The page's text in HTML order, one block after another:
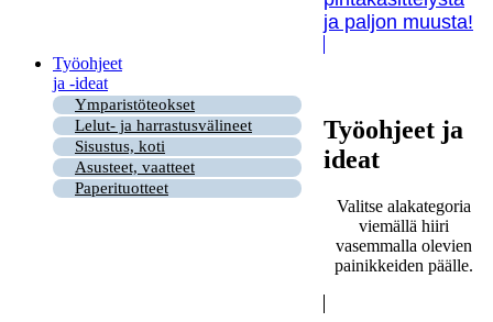
ja paljon muusta!
Työohjeet
ja -ideat
Ymparistöteokset
Lelut- ja harrastusvälineet
Sisustus, koti
Asusteet, vaatteet
Paperituotteet
Työohjeet ja
ideat
Valitse alakategoria
viemällä hiiri
vasemmalla olevien
painikkeiden päälle.